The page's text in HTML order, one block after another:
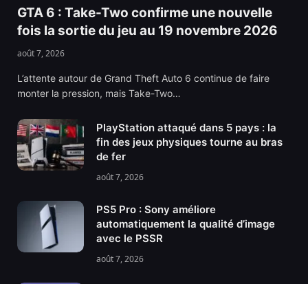
GTA 6 : Take-Two confirme une nouvelle
fois la sortie du jeu au 19 novembre 2026
août 7, 2026
L’attente autour de Grand Theft Auto 6 continue de faire
monter la pression, mais Take-Two…
PlayStation attaqué dans 5 pays : la
fin des jeux physiques tourne au bras
de fer
août 7, 2026
PS5 Pro : Sony améliore
automatiquement la qualité d’image
avec le PSSR
août 7, 2026